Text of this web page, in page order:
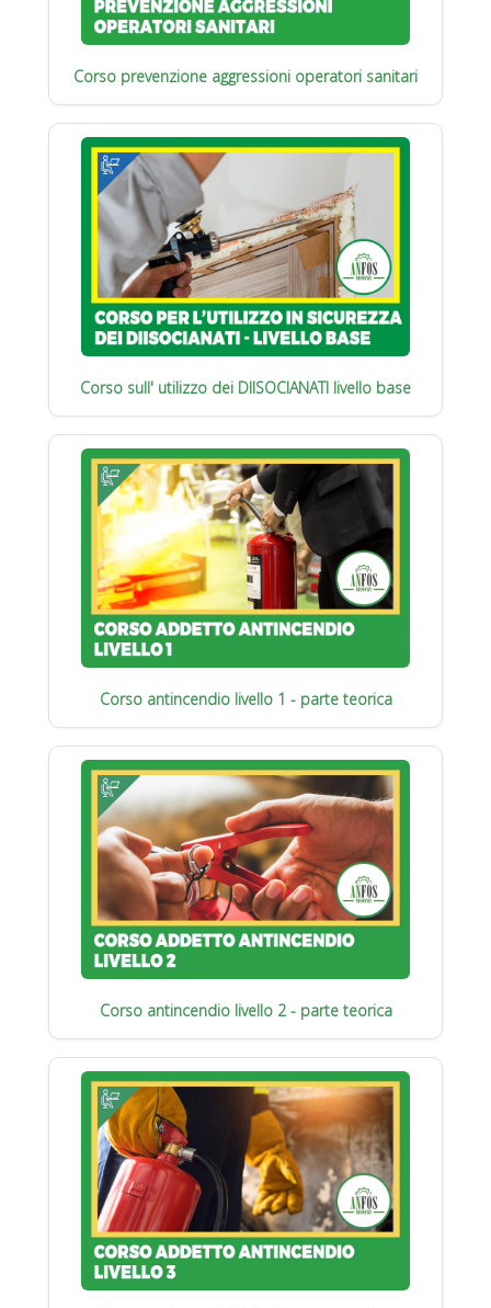
Corso prevenzione aggressioni operatori sanitari
Corso sull' utilizzo dei DIISOCIANATI livello base
Corso antincendio livello 1 - parte teorica
Corso antincendio livello 2 - parte teorica